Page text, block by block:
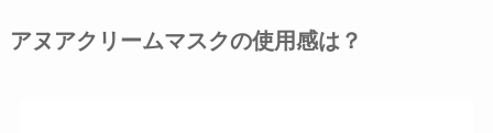
アヌアクリームマスクの使用感は？